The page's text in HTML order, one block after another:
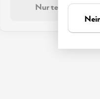
Nur technisch